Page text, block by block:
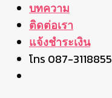
บทความ
ติดต่อเรา
แจ้งชำระเงิน
โทร 087-3118855